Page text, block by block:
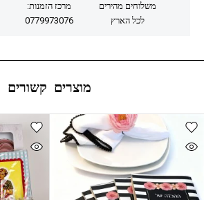
משלוחים מהירים
לכל הארץ
מרכז הזמנות:
0779973076
מוצרים קשורים